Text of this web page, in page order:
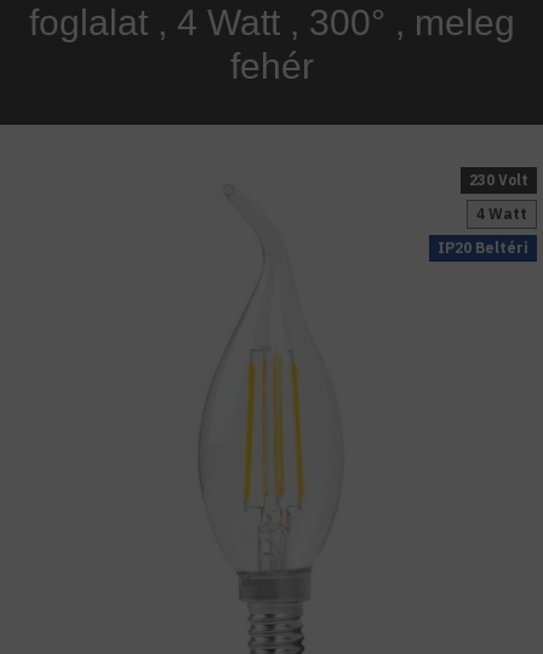
foglalat , 4 Watt , 300° , meleg
fehér
IP20 Beltéri
4 Watt
230 Volt